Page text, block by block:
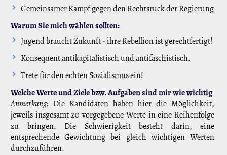
Gemeinsamer Kampf gegen den Rechtsruck der Regierung
Warum Sie mich wählen sollten:
Jugend braucht Zukunft - ihre Rebellion ist gerechtfertigt!
Konsequent antikapitalistisch und antifaschistisch.
Trete für den echten Sozialismus ein!
Welche Werte und Ziele bzw. Aufgaben sind mir wie wichtig
Anmerkung: Die Kandidaten haben hier die Möglichkeit,
jeweils insgesamt 20 vorgegebene Werte in eine Reihenfolge
zu bringen. Die Schwierigkeit besteht darin, eine
entsprechende Gewichtung bei gleich wichtigen Werten
durchzuführen.